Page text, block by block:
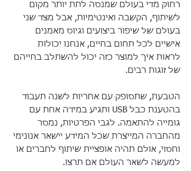
רחוק מדי בעולם שמנסה לתת יותר מקום
לשיתוף, הקשבה ואינטימיות, אבל מצד שני
בעולם של שיפור ביצועים וגיוס מאמנים
אישיים לכל תחום בחיים, אנחנו יכולות
לראות איך למוצר כזה יכול להשתלב בחייהם
של זוגות רבים.
הטבעת, שתסופק עם אחריות לשנה תעבוד
בהטענת כבל USB ותגיע במידה אחת עם
גומייה להתאמה. לגבי הפרטיות, נמסר
מהחברה המייצרת שכל המידע יישאר אנונימי
וחסוי, אולם תהיה אופציית שיתוף לחברים או
למעשה לשאר העולם אם תרצו.